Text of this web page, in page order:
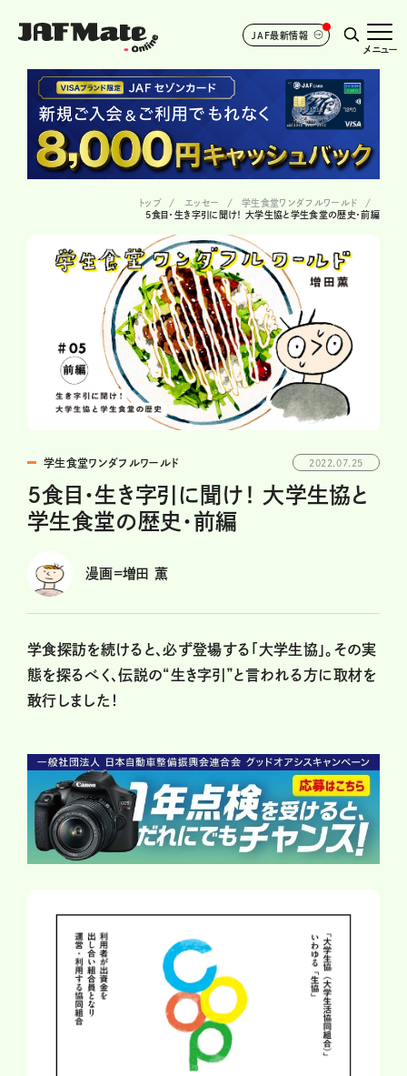
JAF最新情報
メニュー
トップ エッセー
学生食堂ワンダフルワールド
5食目・生き字引に聞け！ 大学生協と学生食堂の歴史・前編
学生食堂ワンダフルワールド 2022.07.25
5食目・生き字引に聞け！ 大学生協と
学生食堂の歴史・前編
漫画=増田 薫
学食探訪を続けると、必ず登場する「大学生協」。その実
態を探るべく、伝説の“生き字引”と言われる方に取材を
敢行しました！